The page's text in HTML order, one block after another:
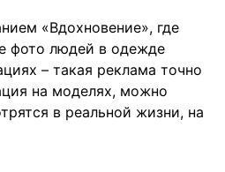
«Вдохновение», где
фото людей в одежде
– такая реклама точно
на моделях, можно
в реальной жизни, на